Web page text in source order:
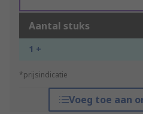
Aantal stuks
1 +
*prijsindicatie
Voeg toe aan